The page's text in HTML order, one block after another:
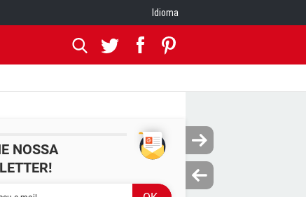
Idioma
NOSSA